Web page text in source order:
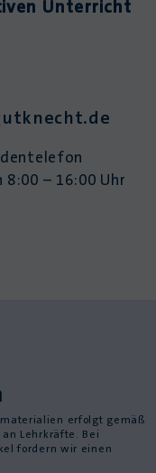
Unterricht
– 16:00 Uhr
erfolgt gemäß
Lehrkräfte. Bei
fordern wir einen